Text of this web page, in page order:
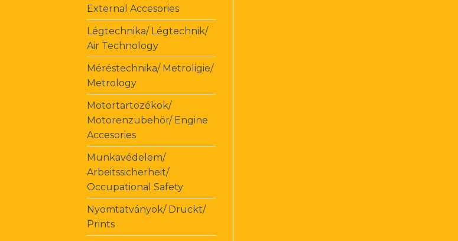
External Accesories
Légtechnika/ Légtechnik/
Air Technology
Méréstechnika/ Metroligie/
Metrology
Motortartozékok/
Motorenzubehör/ Engine
Accesories
Munkavédelem/
Arbeitssicherheit/
Occupational Safety
Nyomtatványok/ Druckt/
Prints